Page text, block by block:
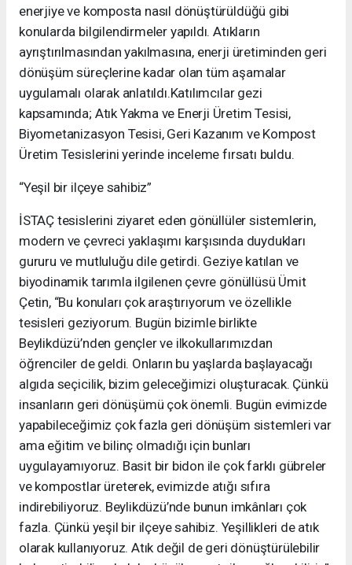
enerjiye ve komposta nasıl dönüştürüldüğü gibi
konularda bilgilendirmeler yapıldı. Atıkların
ayrıştırılmasından yakılmasına, enerji üretiminden geri
dönüşüm süreçlerine kadar olan tüm aşamalar
uygulamalı olarak anlatıldı.Katılımcılar gezi
kapsamında; Atık Yakma ve Enerji Üretim Tesisi,
Biyometanizasyon Tesisi, Geri Kazanım ve Kompost
Üretim Tesislerini yerinde inceleme fırsatı buldu.
“Yeşil bir ilçeye sahibiz”
İSTAÇ tesislerini ziyaret eden gönüllüler sistemlerin,
modern ve çevreci yaklaşımı karşısında duydukları
gururu ve mutluluğu dile getirdi. Geziye katılan ve
biyodinamik tarımla ilgilenen çevre gönüllüsü Ümit
Çetin, “Bu konuları çok araştırıyorum ve özellikle
tesisleri geziyorum. Bugün bizimle birlikte
Beylikdüzü’nden gençler ve ilkokullarımızdan
öğrenciler de geldi. Onların bu yaşlarda başlayacağı
algıda seçicilik, bizim geleceğimizi oluşturacak. Çünkü
insanların geri dönüşümü çok önemli. Bugün evimizde
yapabileceğimiz çok fazla geri dönüşüm sistemleri var
ama eğitim ve bilinç olmadığı için bunları
uygulayamıyoruz. Basit bir bidon ile çok farklı gübreler
ve kompostlar üreterek, evimizde atığı sıfıra
indirebiliyoruz. Beylikdüzü’nde bunun imkânları çok
fazla. Çünkü yeşil bir ilçeye sahibiz. Yeşillikleri de atık
olarak kullanıyoruz. Atık değil de geri dönüştürülebilir